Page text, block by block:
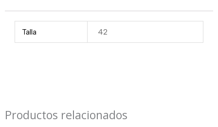
Talla 42
Productos relacionados